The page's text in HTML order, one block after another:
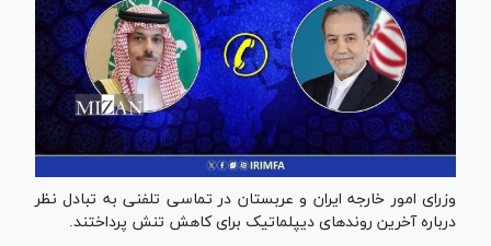
وزرای امور خارجه ایران و عربستان در تماسی تلفنی به تبادل نظر
درباره آخرین روند‌های دیپلماتیک برای کاهش تنش پرداختند.